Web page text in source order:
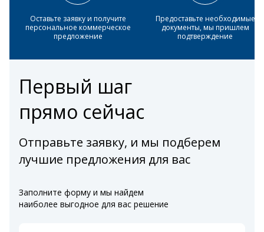
Оставьте заявку и получите
персональное коммерческое
предложение
Предоставьте необходимые
документы, мы пришлем
подтверждение
Первый шаг
прямо сейчас
Отправьте заявку, и мы подберем
лучшие предложения для вас
Заполните форму и мы найдем
наиболее выгодное для вас решение